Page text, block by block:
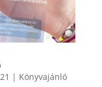
| Könyvajánló